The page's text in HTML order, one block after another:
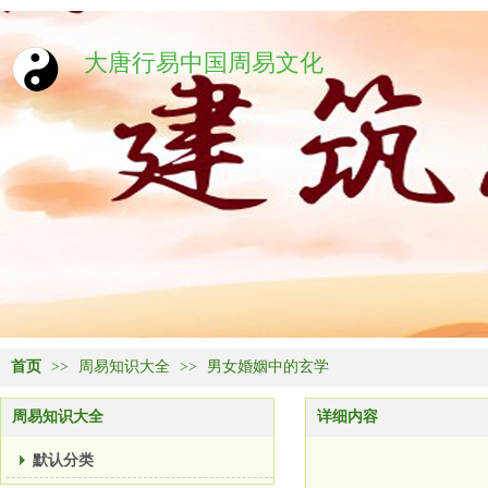
大唐行易中国周易文化
首页 >> 周易知识大全 >> 男女婚姻中的玄学
周易知识大全
默认分类
详细内容